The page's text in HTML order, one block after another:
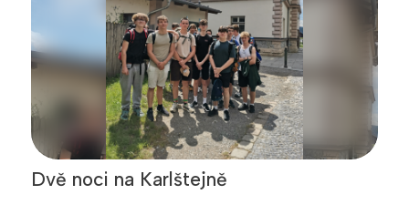
Dvě noci na Karlštejně